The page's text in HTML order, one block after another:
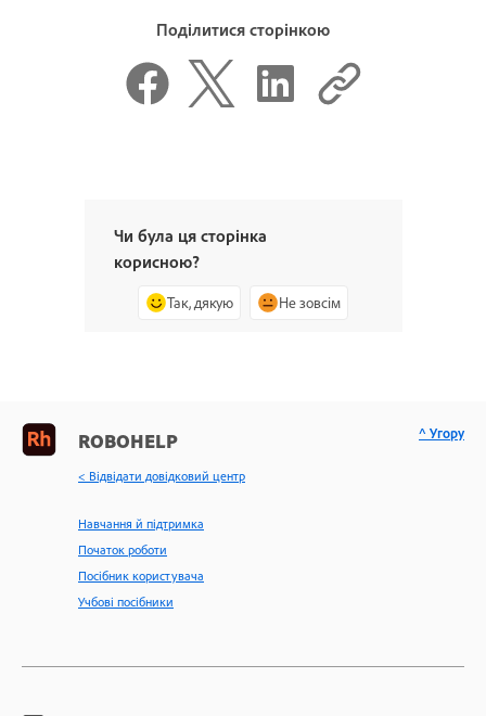
Поділитися сторінкою
Чи була ця сторінка
корисною?
Так, дякую Не зовсім
ROBOHELP
< Відвідати довідковий центр
Навчання й підтримка
Початок роботи
Посібник користувача
Учбові посібники
^ Угору